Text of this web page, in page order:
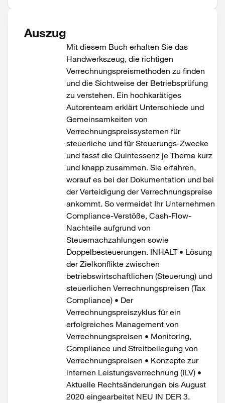
Auszug
Mit diesem Buch erhalten Sie das
Handwerkszeug, die richtigen
Verrechnungspreismethoden zu finden
und die Sichtweise der Betriebsprüfung
zu verstehen. Ein hochkarätiges
Autorenteam erklärt Unterschiede und
Gemeinsamkeiten von
Verrechnungspreissystemen für
steuerliche und für Steuerungs-Zwecke
und fasst die Quintessenz je Thema kurz
und knapp zusammen. Sie erfahren,
worauf es bei der Dokumentation und bei
der Verteidigung der Verrechnungspreise
ankommt. So vermeidet Ihr Unternehmen
Compliance-Verstöße, Cash-Flow-
Nachteile aufgrund von
Steuernachzahlungen sowie
Doppelbesteuerungen. INHALT • Lösung
der Zielkonflikte zwischen
betriebswirtschaftlichen (Steuerung) und
steuerlichen Verrechnungspreisen (Tax
Compliance) • Der
Verrechnungspreiszyklus für ein
erfolgreiches Management von
Verrechnungspreisen • Monitoring,
Compliance und Streitbeilegung von
Verrechnungspreisen • Konzepte zur
internen Leistungsverrechnung (ILV) •
Aktuelle Rechtsänderungen bis August
2020 eingearbeitet NEU IN DER 3.